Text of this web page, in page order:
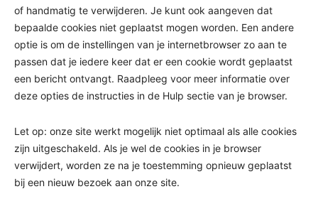
of handmatig te verwijderen. Je kunt ook aangeven dat
bepaalde cookies niet geplaatst mogen worden. Een andere
optie is om de instellingen van je internetbrowser zo aan te
passen dat je iedere keer dat er een cookie wordt geplaatst
een bericht ontvangt. Raadpleeg voor meer informatie over
deze opties de instructies in de Hulp sectie van je browser.
Let op: onze site werkt mogelijk niet optimaal als alle cookies
zijn uitgeschakeld. Als je wel de cookies in je browser
verwijdert, worden ze na je toestemming opnieuw geplaatst
bij een nieuw bezoek aan onze site.